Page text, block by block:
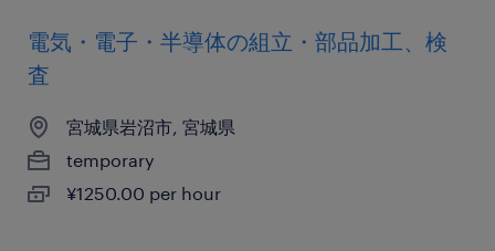
電気・電子・半導体の組立・部品加工、検
査
宮城県岩沼市, 宮城県
temporary
¥1250.00 per hour